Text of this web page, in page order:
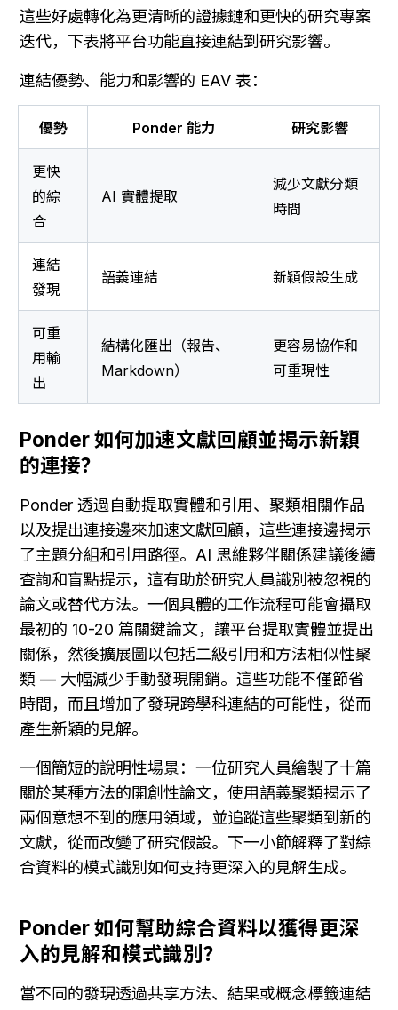
這些好處轉化為更清晰的證據鏈和更快的研究專案
迭代，下表將平台功能直接連結到研究影響。
連結優勢、能力和影響的 EAV 表：
優勢 Ponder 能力 研究影響
更快
的綜
合
AI 實體提取
減少文獻分類
時間
連結
發現
語義連結 新穎假設生成
可重
用輸
出
結構化匯出（報告、
Markdown）
更容易協作和
可重現性
Ponder 如何加速文獻回顧並揭示新穎
的連接？
Ponder 透過自動提取實體和引用、聚類相關作品
以及提出連接邊來加速文獻回顧，這些連接邊揭示
了主題分組和引用路徑。AI 思維夥伴關係建議後續
查詢和盲點提示，這有助於研究人員識別被忽視的
論文或替代方法。一個具體的工作流程可能會攝取
最初的 10-20 篇關鍵論文，讓平台提取實體並提出
關係，然後擴展圖以包括二級引用和方法相似性聚
類 — 大幅減少手動發現開銷。這些功能不僅節省
時間，而且增加了發現跨學科連結的可能性，從而
產生新穎的見解。
一個簡短的說明性場景：一位研究人員繪製了十篇
關於某種方法的開創性論文，使用語義聚類揭示了
兩個意想不到的應用領域，並追蹤這些聚類到新的
文獻，從而改變了研究假設。下一小節解釋了對綜
合資料的模式識別如何支持更深入的見解生成。
Ponder 如何幫助綜合資料以獲得更深
入的見解和模式識別？
當不同的發現透過共享方法、結果或概念標籤連結